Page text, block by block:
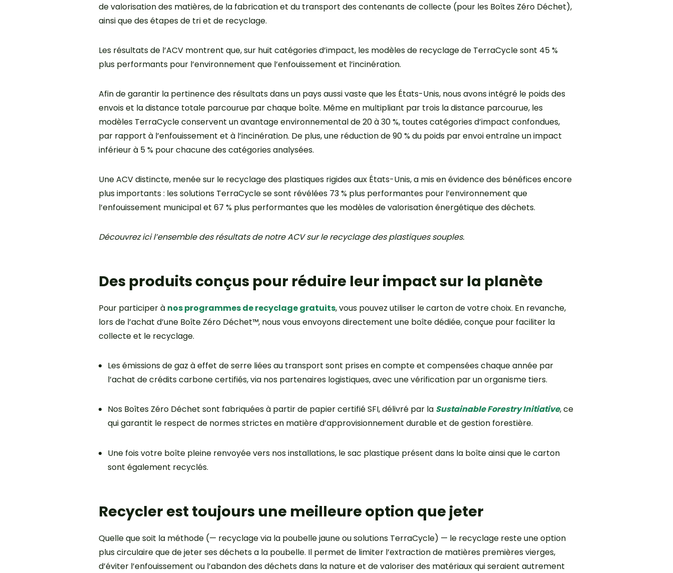
de valorisation des matières, de la fabrication et du transport des contenants de collecte (pour les Boîtes Zéro Déchet),
ainsi que des étapes de tri et de recyclage.
Les résultats de l’ACV montrent que, sur huit catégories d’impact, les modèles de recyclage de TerraCycle sont 45 %
plus performants pour l’environnement que l’enfouissement et l’incinération.
Afin de garantir la pertinence des résultats dans un pays aussi vaste que les États-Unis, nous avons intégré le poids des
envois et la distance totale parcourue par chaque boîte. Même en multipliant par trois la distance parcourue, les
modèles TerraCycle conservent un avantage environnemental de 20 à 30 %, toutes catégories d’impact confondues,
par rapport à l’enfouissement et à l’incinération. De plus, une réduction de 90 % du poids par envoi entraîne un impact
inférieur à 5 % pour chacune des catégories analysées.
Une ACV distincte, menée sur le recyclage des plastiques rigides aux États-Unis, a mis en évidence des bénéfices encore
plus importants : les solutions TerraCycle se sont révélées 73 % plus performantes pour l’environnement que
l’enfouissement municipal et 67 % plus performantes que les modèles de valorisation énergétique des déchets.
Découvrez ici l’ensemble des résultats de notre ACV sur le recyclage des plastiques souples.
Des produits conçus pour réduire leur impact sur la planète
Pour participer à nos programmes de recyclage gratuits, vous pouvez utiliser le carton de votre choix. En revanche,
lors de l’achat d’une Boîte Zéro Déchet™, nous vous envoyons directement une boîte dédiée, conçue pour faciliter la
collecte et le recyclage.
Les émissions de gaz à effet de serre liées au transport sont prises en compte et compensées chaque année par
l’achat de crédits carbone certifiés, via nos partenaires logistiques, avec une vérification par un organisme tiers.
Nos Boîtes Zéro Déchet sont fabriquées à partir de papier certifié SFI, délivré par la Sustainable Forestry Initiative, ce
qui garantit le respect de normes strictes en matière d’approvisionnement durable et de gestion forestière.
Une fois votre boîte pleine renvoyée vers nos installations, le sac plastique présent dans la boîte ainsi que le carton
sont également recyclés.
Recycler est toujours une meilleure option que jeter
Quelle que soit la méthode (— recyclage via la poubelle jaune ou solutions TerraCycle) — le recyclage reste une option
plus circulaire que de jeter ses déchets a la poubelle. Il permet de limiter l’extraction de matières premières vierges,
d’éviter l’enfouissement ou l’abandon des déchets dans la nature et de valoriser des matériaux qui seraient autrement